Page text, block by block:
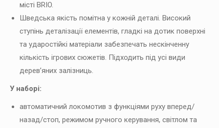
місті BRIO.
Шведська якість помітна у кожній деталі. Високий
ступінь деталізації елементів, гладкі на дотик поверхні
та ударостійкі матеріали забезпечать нескінченну
кількість ігрових сюжетів. Підходить під усі види
дерев’яних залізниць.
У наборі:
автоматичний локомотив з функціями руху вперед/
назад/стоп, режимом ручного керування, світлом та